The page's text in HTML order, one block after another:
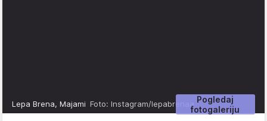
Pogledaj
fotogaleriju
Lepa Brena, Majami Foto: Instagram/lepabrenaa